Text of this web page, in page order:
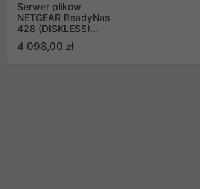
Serwer plików
NETGEAR ReadyNas
428 (DISKLESS)
4 098,00 zł